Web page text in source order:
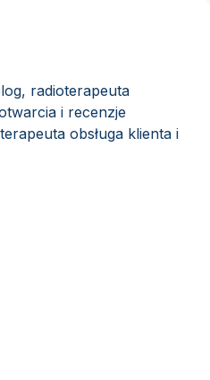
radioterapeuta
i recenzje
obsługa klienta i